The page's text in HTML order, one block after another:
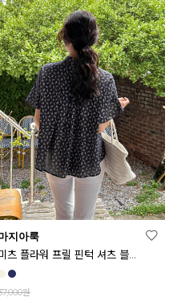
지아룩
미츠 플라워 프릴 핀턱 셔츠 블라우스
원